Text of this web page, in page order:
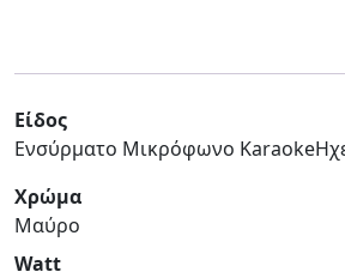
Είδος
Ενσύρματο Μικρόφωνο
Χρώμα
Μαύρο
Watt